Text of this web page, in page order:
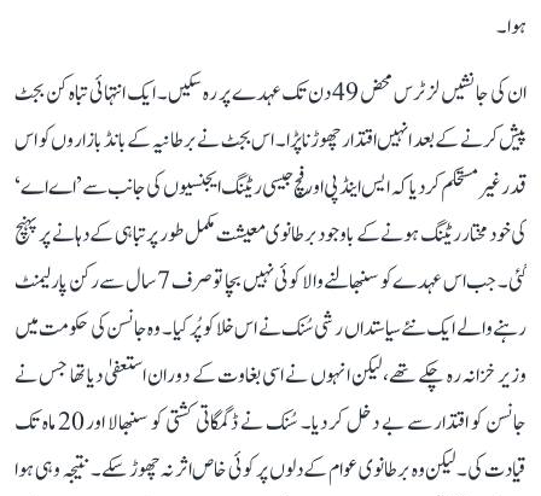
ہوا۔
ان کی جانشیں لز ٹرس محض 49 دن تک عہدے پر رہ سکیں۔ ایک انتہائی تباہ کن بجٹ
پیش کرنے کے بعد انہیں اقتدار چھوڑنا پڑا۔ اس بجٹ نے برطانیہ کے بانڈ بازاروں کو اس
قدر غیر مستحکم کر دیا کہ ایس اینڈ پی اور فچ جیسی ریٹنگ ایجنسیوں کی جانب سے ’اے اے‘
کی خود مختار ریٹنگ ہونے کے باوجود برطانوی معیشت مکمل طور پر تباہی کے دہانے پر پہنچ
گئی۔ جب اس عہدے کو سنبھالنے والا کوئی نہیں بچا تو صرف 7 سال سے رکن پارلیمنٹ
رہنے والے ایک نئے سیاستداں رشی سُنک نے اس خلا کو پُر کیا۔ وہ جانسن کی حکومت میں
وزیر خزانہ رہ چکے تھے، لیکن انہوں نے اسی بغاوت کے دوران استعفیٰ دیا تھا جس نے
جانسن کو اقتدار سے بے دخل کر دیا۔ سُنک نے ڈگمگاتی کشتی کو سنبھالا اور 20 ماہ تک
قیادت کی۔ لیکن وہ برطانوی عوام کے دلوں پر کوئی خاص اثر نہ چھوڑ سکے۔ نتیجہ وہی ہوا